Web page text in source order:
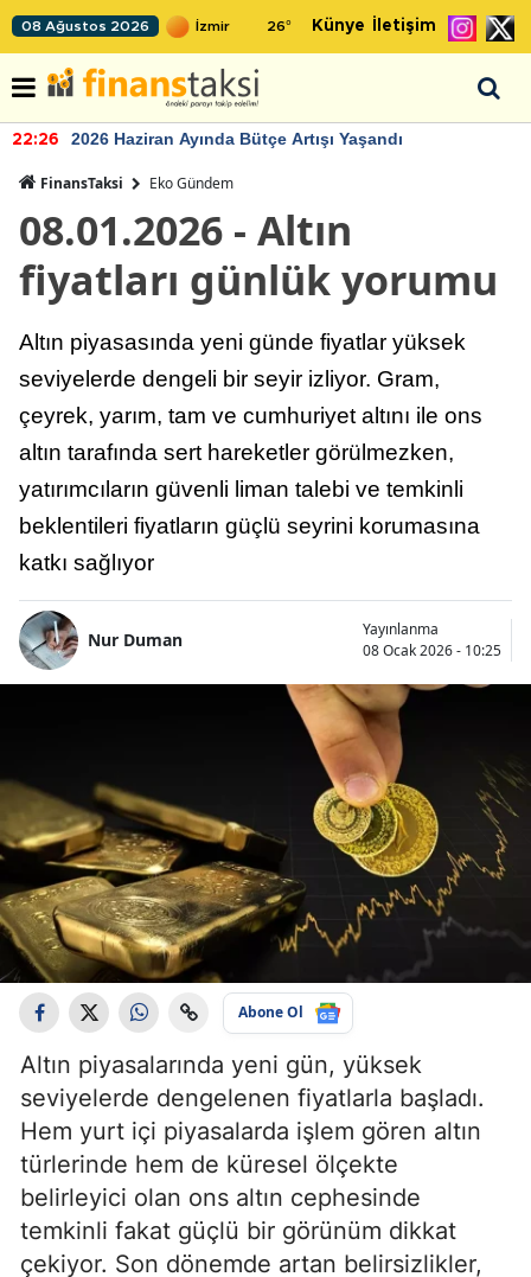
08 Ağustos 2026 26° Künye İletişim
22:26 2026 Haziran Ayında Bütçe Artışı Yaşandı
FinansTaksi Eko Gündem
08.01.2026 - Altın
fiyatları günlük yorumu
Altın piyasasında yeni günde fiyatlar yüksek
seviyelerde dengeli bir seyir izliyor. Gram,
çeyrek, yarım, tam ve cumhuriyet altını ile ons
altın tarafında sert hareketler görülmezken,
yatırımcıların güvenli liman talebi ve temkinli
beklentileri fiyatların güçlü seyrini korumasına
katkı sağlıyor
Nur Duman
Yayınlanma
08 Ocak 2026 - 10:25
Abone Ol
Altın piyasalarında yeni gün, yüksek
seviyelerde dengelenen fiyatlarla başladı.
Hem yurt içi piyasalarda işlem gören altın
türlerinde hem de küresel ölçekte
belirleyici olan ons altın cephesinde
temkinli fakat güçlü bir görünüm dikkat
çekiyor. Son dönemde artan belirsizlikler,